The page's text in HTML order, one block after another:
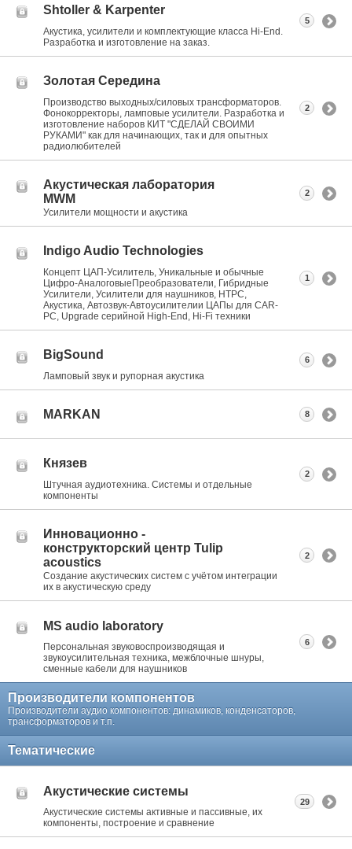
Shtoller & Karpenter
Акустика, усилители и комплектующие класса Hi-End.
Разработка и изготовление на заказ.
5
Золотая Середина
Производство выходных/силовых трансформаторов.
Фонокорректоры, ламповые усилители. Разработка и
изготовление наборов КИТ "СДЕЛАЙ СВОИМИ
РУКАМИ" как для начинающих, так и для опытных
радиолюбителей
2
Акустическая лаборатория
MWM
Усилители мощности и акустика
2
Indigo Audio Technologies
Концепт ЦАП-Усилитель, Уникальные и обычные
Цифро-АналоговыеПреобразователи, Гибридные
Усилители, Усилители для наушников, HTPC,
Акустика, Автозвук-Автоусилителии ЦАПы для CAR-
PC, Upgrade серийной High-End, Hi-Fi техники
1
BigSound
Ламповый звук и рупорная акустика
6
MARKAN 8
Князев
Штучная аудиотехника. Системы и отдельные
компоненты
2
Инновационно -
конструкторский центр Tulip
acoustics
Создание акустических систем с учётом интеграции
их в акустическую среду
2
MS audio laboratory
Персональная звуковоспроизводящая и
звукоусилительная техника, межблочные шнуры,
сменные кабели для наушников
6
Производители компонентов
Производители аудио компонентов: динамиков, конденсаторов,
трансформаторов и т.п.
Тематические
Акустические системы
Акустические системы активные и пассивные, их
компоненты, построение и сравнение
29